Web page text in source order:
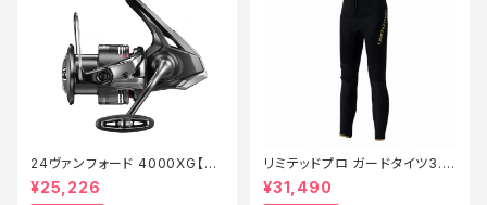
24ヴァンフォード 4000XG【継
続セール_リール】【10】
¥25,226
リミテッドプロ ガードタイツ3.0
FI−540X 黒 LB【特価装備】【2
0】
¥31,490